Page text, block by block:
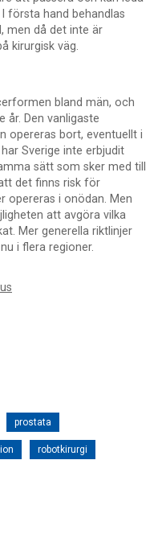
första hand behandlas
men då det inte är
kirurgisk väg.
bland män, och
år. Den vanligaste
opereras bort, eventuellt i
Sverige inte erbjudit
sätt som sker med till
det finns risk för
opereras i onödan. Men
att avgöra vilka
Mer generella riktlinjer
i flera regioner.
prostata
robotkirurgi